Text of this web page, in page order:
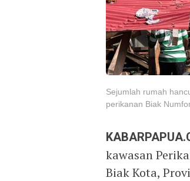
Sejumlah rumah
perikanan Biak
kawasan
Biak Kota,